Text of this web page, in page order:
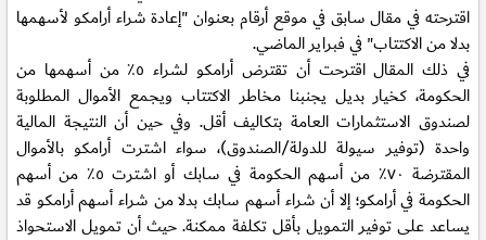
اقترحته في مقال سابق في موقع أرقام بعنوان "إعادة شراء أرامكو لأسهمها
بدلا من الاكتتاب" في فبراير الماضي.
في ذلك المقال اقترحت أن تقترض أرامكو لشراء ٥٪؜ من أسهمها من
الحكومة، كخيار بديل يجنبنا مخاطر الاكتتاب ويجمع الأموال المطلوبة
لصندوق الاستثمارات العامة بتكاليف أقل. وفي حين أن النتيجة المالية
واحدة (توفير سيولة للدولة/الصندوق)، سواء اشترت أرامكو بالأموال
المقترضة ٧٠٪ من أسهم الحكومة في سابك أو اشترت ٥٪ من أسهم
الحكومة في أرامكو؛ إلا أن شراء أسهم سابك بدلا من شراء أسهم أرامكو قد
يساعد على توفير التمويل بأقل تكلفة ممكنة. حيث أن تمويل الاستحواذ